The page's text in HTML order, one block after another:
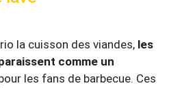
la cuisson des viandes, les
comme un
les fans de barbecue. Ces